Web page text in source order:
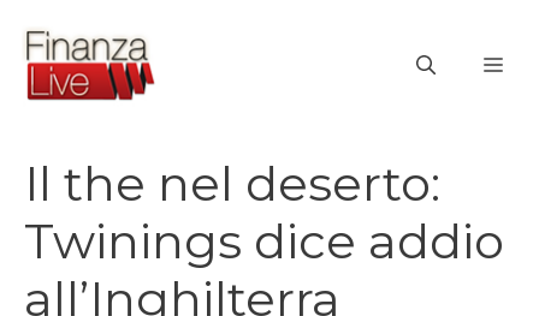
contenuto
Il the nel deserto:
Twinings dice addio
all’Inghilterra